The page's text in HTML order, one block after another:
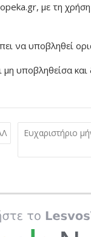
με τη
να υποβληθεί
υποβληθείσα
Ευχαριστήριο